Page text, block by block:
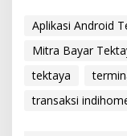
Aplikasi Android
Mitra Bayar
tektaya
transaksi